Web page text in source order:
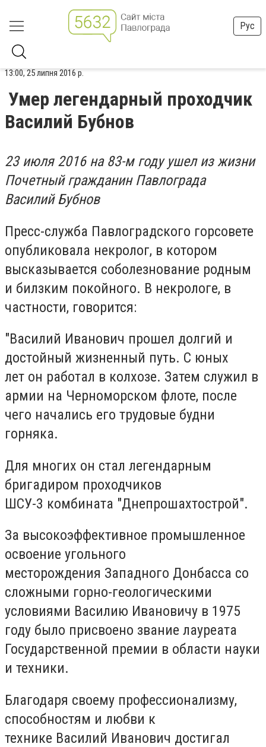
Рус
13:00, 25 липня 2016 р.
Умер легендарный проходчик
Василий Бубнов
23 июля 2016 на 83-м году ушел из жизни
Почетный гражданин Павлограда
Василий Бубнов
Пресс-служба Павлоградского горсовете
опубликовала некролог, в котором
высказывается соболезнование родным
и билзким покойного. В некрологе, в
частности, говорится:
"Василий Иванович прошел долгий и
достойный жизненный путь. С юных
лет он работал в колхозе. Затем служил в
армии на Черноморском флоте, после
чего начались его трудовые будни
горняка.
Для многих он стал легендарным
бригадиром проходчиков
ШСУ-3 комбината "Днепрошахтострой".
За высокоэффективное промышленное
освоение угольного
месторождения Западного Донбасса со
сложными горно-геологическими
условиями Василию Ивановичу в 1975
году было присвоено звание лауреата
Государственной премии в области науки
и техники.
Благодаря своему профессионализму,
способностям и любви к
технике Василий Иванович достигал